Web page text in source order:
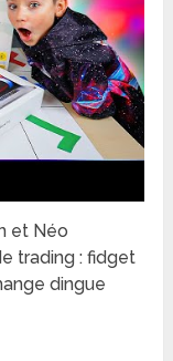
et Néo
trading : fidget
dingue